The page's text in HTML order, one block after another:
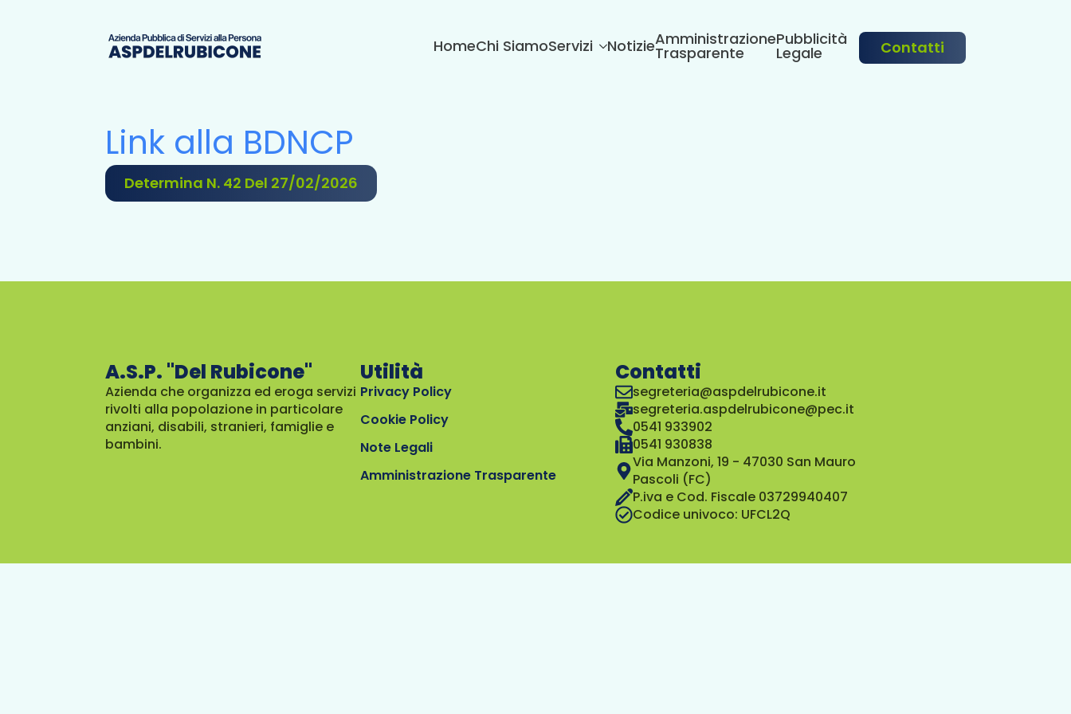
HomeChi SiamoServizi NotizieAmministrazione
Trasparente
Pubblicità
Legale Contatti
Link alla BDNCP
Determina N. 42 Del 27/02/2026
A.S.P. "Del Rubicone"
Azienda che organizza ed eroga servizi
rivolti alla popolazione in particolare
anziani, disabili, stranieri, famiglie e
bambini.
Utilità
Privacy Policy
Cookie Policy
Note Legali
Amministrazione Trasparente
Contatti
segreteria@aspdelrubicone.it
segreteria.aspdelrubicone@pec.it
0541 933902
0541 930838
Via Manzoni, 19 - 47030 San Mauro
Pascoli (FC)
P.iva e Cod. Fiscale 03729940407
Codice univoco: UFCL2Q